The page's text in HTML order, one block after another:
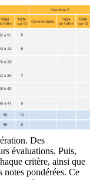
. Des
évaluations. Puis,
critère, ainsi que
notes pondérées. Ce